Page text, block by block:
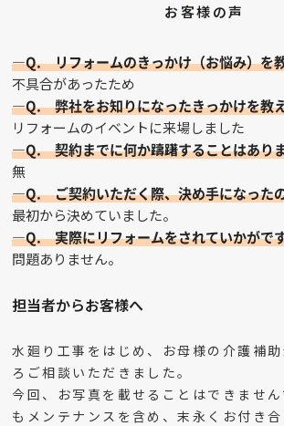
お客様の声
—Q. リフォームのきっかけ（お悩み）を
不具合があったため
—Q. 弊社をお知りになったきっかけを教
リフォームのイベントに来場しました
—Q. 契約までに何か躊躇することはあり
無
—Q. ご契約いただく際、決め手になった
最初から決めていました。
—Q. 実際にリフォームをされていかがで
問題ありません。
担当者からお客様へ
水廻り工事をはじめ、お母様の介護補
ろご相談いただきました。
今回、お写真を載せることはできませ
もメンテナンスを含め、末永くお付き